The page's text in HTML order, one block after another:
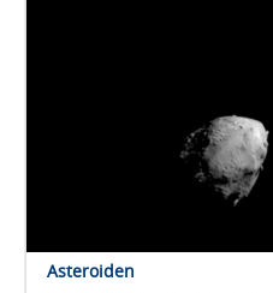
Asteroiden